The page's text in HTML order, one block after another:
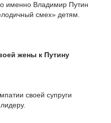
именно Владимир Путин
смех» детям.
жены к Путину
своей супруги